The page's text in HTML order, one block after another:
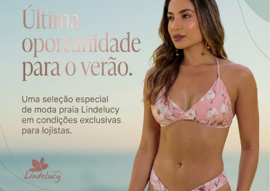
CONJUNTO
CONJUNTO BIQUÍNI
PIJAMA DE VERÃO
ROBE
TOP
TODOS DE OUTLET